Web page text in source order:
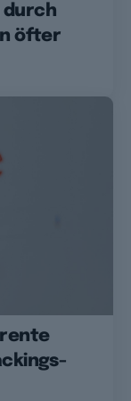
durch
öfter